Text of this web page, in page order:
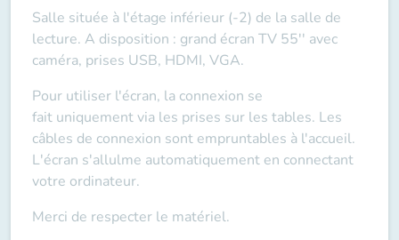
Salle située à l'étage inférieur (-2) de la salle de
lecture. A disposition : grand écran TV 55'' avec
caméra, prises USB, HDMI, VGA.
Pour utiliser l'écran, la connexion se
fait uniquement via les prises sur les tables. Les
câbles de connexion sont empruntables à l'accueil.
L'écran s'allulme automatiquement en connectant
votre ordinateur.
Merci de respecter le matériel.